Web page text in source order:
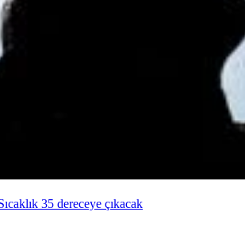
35 dereceye çıkacak